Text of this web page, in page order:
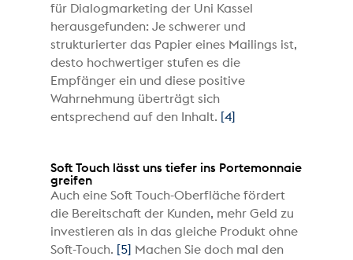
für Dialogmarketing der Uni Kassel
herausgefunden: Je schwerer und
strukturierter das Papier eines Mailings ist,
desto hochwertiger stufen es die
Empfänger ein und diese positive
Wahrnehmung überträgt sich
entsprechend auf den Inhalt.
[4]
Soft Touch lässt uns tiefer ins Portemonnaie
greifen
Auch eine Soft Touch-Oberfläche fördert
die Bereitschaft der Kunden, mehr Geld zu
investieren als in das gleiche Produkt ohne
Soft-Touch.
[5]
Machen Sie doch mal den